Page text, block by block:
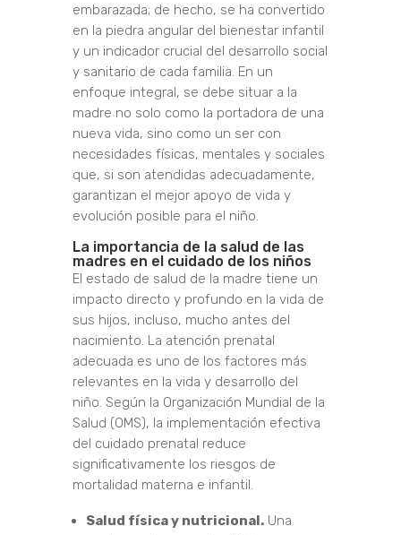
embarazada; de hecho, se ha convertido
en la piedra angular del bienestar infantil
y un indicador crucial del desarrollo social
y sanitario de cada familia. En un
enfoque integral, se debe situar a la
madre no solo como la portadora de una
nueva vida, sino como un ser con
necesidades físicas, mentales y sociales
que, si son atendidas adecuadamente,
garantizan el mejor apoyo de vida y
evolución posible para el niño.
La importancia de la salud de las
madres en el cuidado de los niños
El estado de salud de la madre tiene un
impacto directo y profundo en la vida de
sus hijos, incluso, mucho antes del
nacimiento. La atención prenatal
adecuada es uno de los factores más
relevantes en la vida y desarrollo del
niño. Según la Organización Mundial de la
Salud (OMS), la implementación efectiva
del cuidado prenatal reduce
significativamente los riesgos de
mortalidad materna e infantil.
Salud física y nutricional.Una